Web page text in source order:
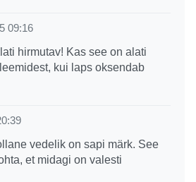
09:16
hirmutav! Kas see on alati
kui laps oksendab
vedelik on sapi märk. See
et midagi on valesti